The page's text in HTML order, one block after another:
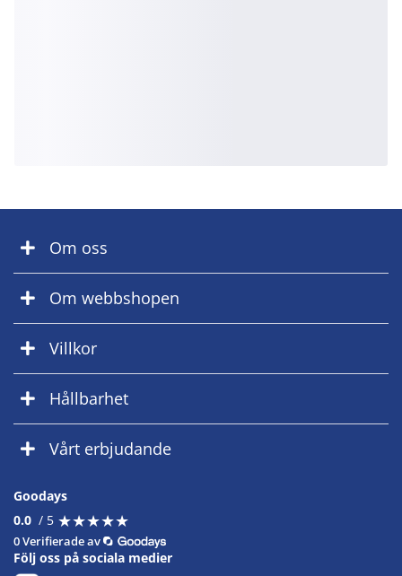
Om oss
Om webbshopen
Villkor
Hållbarhet
Vårt erbjudande
Goodays
0.0 / 5 ★★★★★
★★★★★
0 Verifierade av
Följ oss på sociala medier